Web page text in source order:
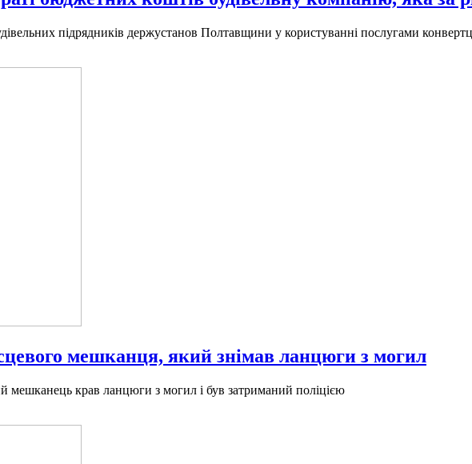
підрядників держустанов Полтавщини у користуванні послугами
мешканця, який знімав ланцюги з могил
мешканець крав ланцюги з могил і був затриманий поліцією